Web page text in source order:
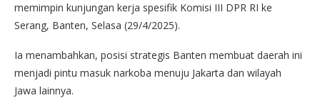
memimpin kunjungan kerja spesifik Komisi III DPR RI ke
Serang, Banten, Selasa (29/4/2025).
Ia menambahkan, posisi strategis Banten membuat daerah ini
menjadi pintu masuk narkoba menuju Jakarta dan wilayah
Jawa lainnya.